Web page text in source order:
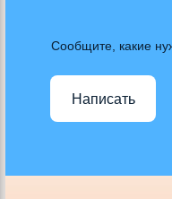
Сообщите, какие
Написать